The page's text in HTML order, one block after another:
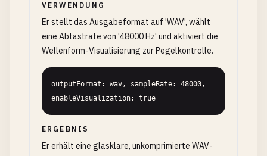
VERWENDUNG
Er stellt das Ausgabeformat auf 'WAV', wählt
eine Abtastrate von '48000 Hz' und aktiviert die
Wellenform-Visualisierung zur Pegelkontrolle.
outputFormat: wav, sampleRate: 48000,
enableVisualization: true
ERGEBNIS
Er erhält eine glasklare, unkomprimierte WAV-